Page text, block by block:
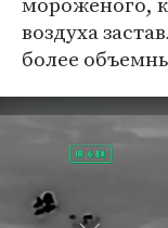
воздуха
более